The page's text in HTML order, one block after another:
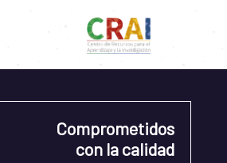
Comprometidos
con la calidad